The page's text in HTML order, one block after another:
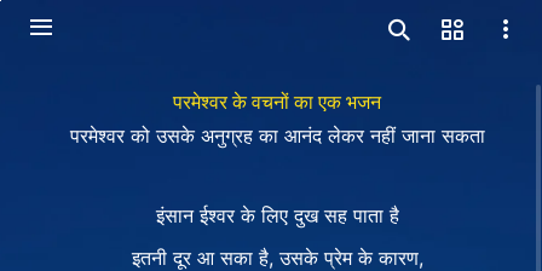
परमेश्वर के वचनों का एक भजन
परमेश्वर को उसके अनुग्रह का आनंद लेकर नहीं जाना सकता
इंसान ईश्वर के लिए दुख सह पाता है
इतनी दूर आ सका है, उसके प्रेम के कारण,